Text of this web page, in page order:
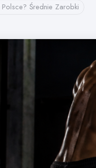
Średnie Zarobki